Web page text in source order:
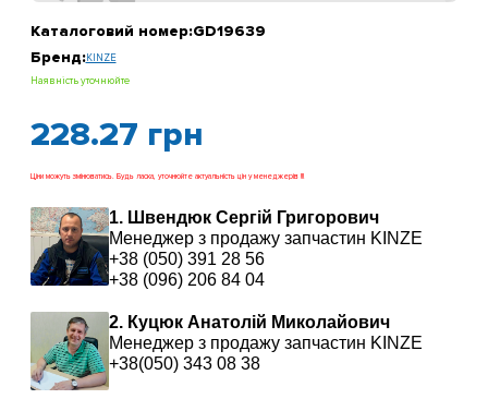
Каталоговий номер:GD19639
Бренд:KINZE
Наявність уточнюйте
228.27 грн
Ціни можуть змінюватись. Будь ласка, уточнюйте актуальність цін у менеджерів !!!
1. Швендюк Сергій Григорович
Менеджер з продажу запчастин KINZE
+38 (050) 391 28 56
+38 (096) 206 84 04
2. Куцюк Анатолій Миколайович
Менеджер з продажу запчастин KINZE
+38(050) 343 08 38